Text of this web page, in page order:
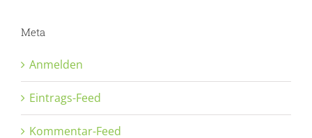
Meta
Anmelden
Eintrags-Feed
Kommentar-Feed